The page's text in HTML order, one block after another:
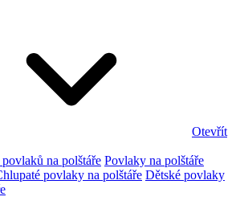
Otevřít
na polštáře Povlaky na polštáře
povlaky na polštáře Dětské povlaky